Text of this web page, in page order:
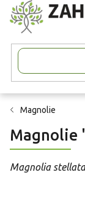
Přejít
na
obsah
Magnolie
Magnolie
Magnolia